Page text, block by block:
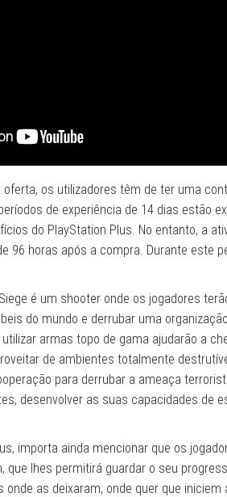
oferta, os utilizadores têm de ter uma
de experiência de 14 dias estão
do PlayStation Plus. No entanto, a
96 horas após a compra. Durante este
Siege é um shooter onde os jogadores
do mundo e derrubar uma
utilizar armas topo de gama ajudarão a
de ambientes totalmente
para derrubar a ameaça
desenvolver as suas capacidades de
importa ainda mencionar que os
que lhes permitirá guardar o seu
as deixaram, onde quer que